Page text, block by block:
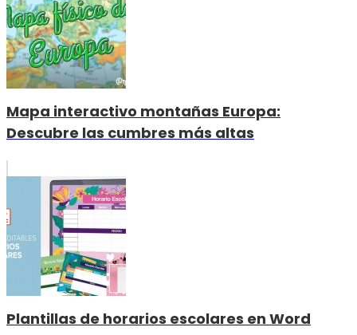
Mapa interactivo montañas Europa:
Descubre las cumbres más altas
Plantillas de horarios escolares en Word